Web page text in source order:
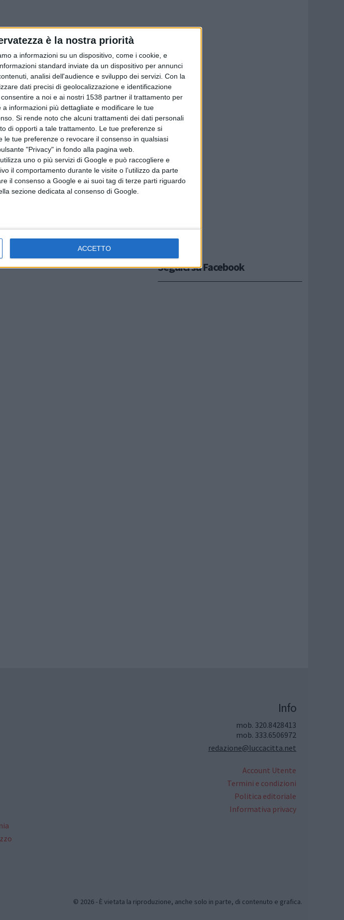
è la nostra priorità
a informazioni su un dispositivo, come i cookie, e
standard inviate da un dispositivo per annunci
analisi dell'audience e sviluppo dei servizi. Con la
dati precisi di geolocalizzazione e identificazione
a noi e ai nostri 1538 partner il trattamento per
informazioni più dettagliate e modificare le tue
Si rende noto che alcuni trattamenti dei dati personali
di opporti a tale trattamento. Le tue preferenze si
tue preferenze o revocare il consenso in qualsiasi
"Privacy" in fondo alla pagina web.
uno o più servizi di Google e può raccogliere e
il comportamento durante le visite o l’utilizzo da parte
il consenso a Google e ai suoi tag di terze parti riguardo
sezione dedicata al consenso di Google.
ACCETTO
precedente
Teatro del Giglio
Seguici su Facebook
Info
mob. 320.8428413
mob. 333.6506972
redazione@luccacitta.net
Account Utente
Termini e condizioni
Politica editoriale
Informativa privacy
© 2026 - È vietata la riproduzione, anche solo in parte, di contenuto e grafica.